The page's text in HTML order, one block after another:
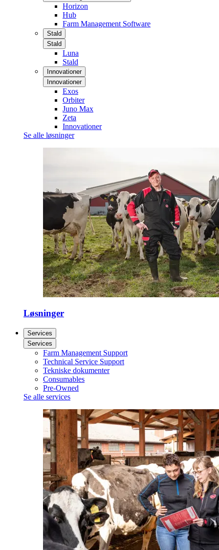
Horizon
Hub
Farm Management Software
Stald
Stald
Luna
Stald
Innovationer
Innovationer
Exos
Orbiter
Juno Max
Zeta
Innovationer
Se alle løsninger
Løsninger
Services
Services
Farm Management Support
Technical Service Support
Tekniske dokumenter
Consumables
Pre-Owned
Se alle services